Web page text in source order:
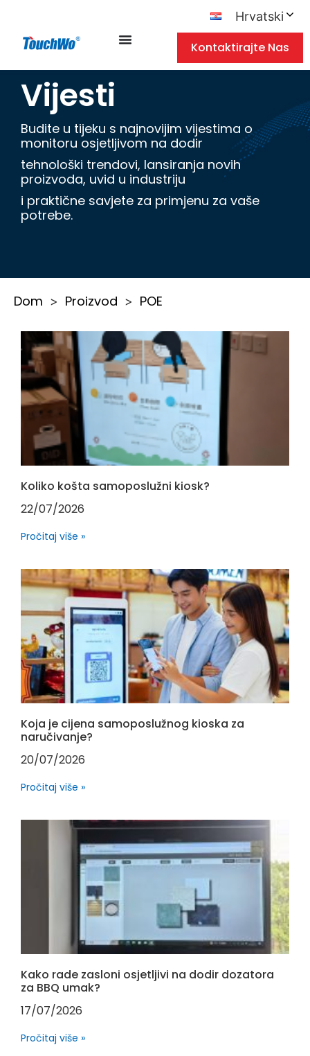
Hrvatski
Kontaktirajte Nas
Vijesti
Budite u tijeku s najnovijim vijestima o
monitoru osjetljivom na dodir
tehnološki trendovi, lansiranja novih
proizvoda, uvid u industriju
i praktične savjete za primjenu za vaše
potrebe.
Dom > Proizvod > POE
Koliko košta samoposlužni kiosk?
22/07/2026
Pročitaj više »
Koja je cijena samoposlužnog kioska za
naručivanje?
20/07/2026
Pročitaj više »
Kako rade zasloni osjetljivi na dodir dozatora
za BBQ umak?
17/07/2026
Pročitaj više »